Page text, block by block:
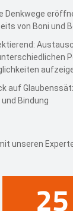
Denkwege
von Boni und
auf
Bindung
unseren
25